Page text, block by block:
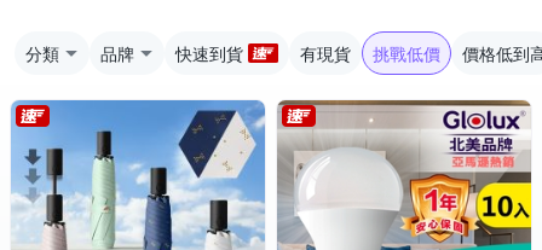
分類 品牌 快速到貨 有現貨 挑戰低價 價格低到